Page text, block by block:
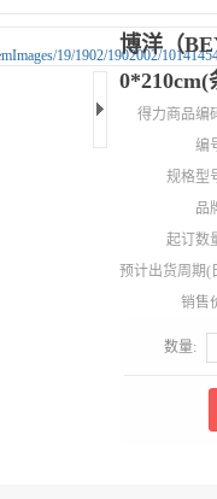
博洋（
0*210cm(
得力商品编
编
规格型
品
起订数
预计出货周期(
销售
数量: